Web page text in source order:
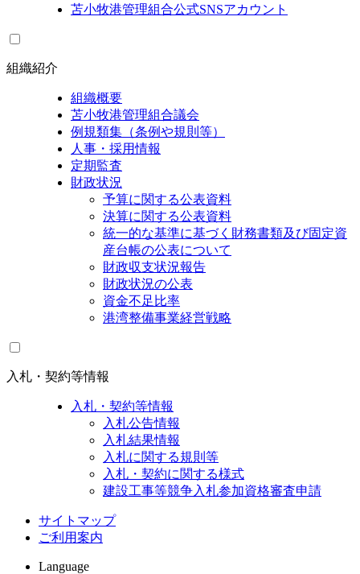
苫小牧港管理組合公式SNSアカウント
組織紹介
組織概要
苫小牧港管理組合議会
例規類集（条例や規則等）
人事・採用情報
定期監査
財政状況
予算に関する公表資料
決算に関する公表資料
統一的な基準に基づく財務書類及び固定資
産台帳の公表について
財政収支状況報告
財政状況の公表
資金不足比率
港湾整備事業経営戦略
入札・契約等情報
入札・契約等情報
入札公告情報
入札結果情報
入札に関する規則等
入札・契約に関する様式
建設工事等競争入札参加資格審査申請
サイトマップ
ご利用案内
Language